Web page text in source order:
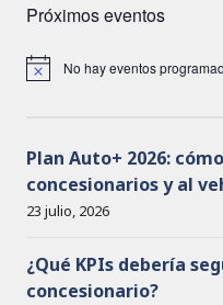
Próximos eventos
No hay eventos
Plan Auto+ 2026:
concesionarios y al
23 julio, 2026
¿Qué KPIs debería
concesionario?